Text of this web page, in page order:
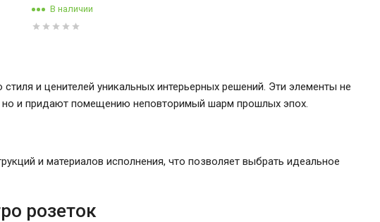
В наличии
и ценителей уникальных интерьерных решений. Эти элементы не
и придают помещению неповторимый шарм прошлых эпох.
и материалов исполнения, что позволяет выбрать идеальное
розеток